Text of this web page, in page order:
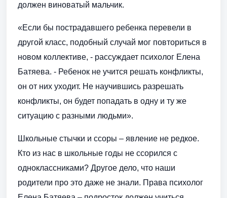
должен виноватый мальчик.
«Если бы пострадавшего ребенка перевели в
другой класс, подобный случай мог повториться в
новом коллективе, - рассуждает психолог Елена
Батяева. - Ребенок не учится решать конфликты,
он от них уходит. Не научившись разрешать
конфликты, он будет попадать в одну и ту же
ситуацию с разными людьми».
Школьные стычки и ссоры – явление не редкое.
Кто из нас в школьные годы не ссорился с
одноклассниками? Другое дело, что наши
родители про это даже не знали. Права психолог